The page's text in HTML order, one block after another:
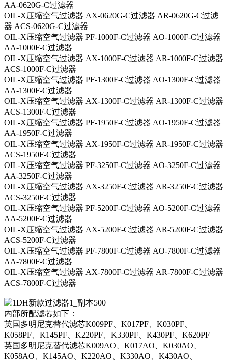
AA-0620G-C过滤器
OIL-X压缩空气过滤器 AX-0620G-C过滤器 AR-0620G-C过滤
器 ACS-0620G-C过滤器
OIL-X压缩空气过滤器 PF-1000F-C过滤器 AO-1000F-C过滤器
AA-1000F-C过滤器
OIL-X压缩空气过滤器 AX-1000F-C过滤器 AR-1000F-C过滤器
ACS-1000F-C过滤器
OIL-X压缩空气过滤器 PF-1300F-C过滤器 AO-1300F-C过滤器
AA-1300F-C过滤器
OIL-X压缩空气过滤器 AX-1300F-C过滤器 AR-1300F-C过滤器
ACS-1300F-C过滤器
OIL-X压缩空气过滤器 PF-1950F-C过滤器 AO-1950F-C过滤器
AA-1950F-C过滤器
OIL-X压缩空气过滤器 AX-1950F-C过滤器 AR-1950F-C过滤器
ACS-1950F-C过滤器
OIL-X压缩空气过滤器 PF-3250F-C过滤器 AO-3250F-C过滤器
AA-3250F-C过滤器
OIL-X压缩空气过滤器 AX-3250F-C过滤器 AR-3250F-C过滤器
ACS-3250F-C过滤器
OIL-X压缩空气过滤器 PF-5200F-C过滤器 AO-5200F-C过滤器
AA-5200F-C过滤器
OIL-X压缩空气过滤器 AX-5200F-C过滤器 AR-5200F-C过滤器
ACS-5200F-C过滤器
OIL-X压缩空气过滤器 PF-7800F-C过滤器 AO-7800F-C过滤器
AA-7800F-C过滤器
OIL-X压缩空气过滤器 AX-7800F-C过滤器 AR-7800F-C过滤器
ACS-7800F-C过滤器
内部所配滤芯如下：
英国多明尼克替代滤芯K009PF、K017PF、K030PF、
K058PF、K145PF、K220PF、K330PF、K430PF、K620PF
英国多明尼克替代滤芯K009AO、K017AO、K030AO、
K058AO、K145AO、K220AO、K330AO、K430AO、